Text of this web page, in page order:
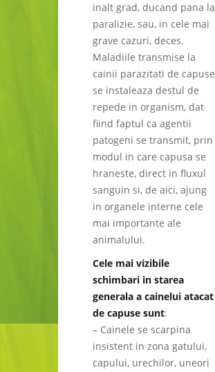
inalt grad, ducand pana la
paralizie, sau, in cele mai
grave cazuri, deces.
Maladiile transmise la
cainii parazitati de capuse
se instaleaza destul de
repede in organism, dat
fiind faptul ca agentii
patogeni se transmit, prin
modul in care capusa se
hraneste, direct in fluxul
sanguin si, de aici, ajung
in organele interne cele
mai importante ale
animalului.
Cele mai vizibile
schimbari in starea
generala a cainelui atacat
de capuse sunt:
– Cainele se scarpina
insistent in zona gatului,
capului, urechilor, uneori